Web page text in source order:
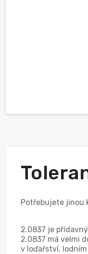
Potřebujete jinou
2.0837 je
2.0837 má velmi
v loďařství,